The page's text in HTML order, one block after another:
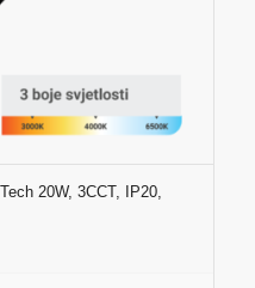
20W, 3CCT, IP20,